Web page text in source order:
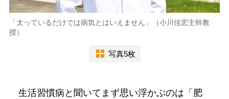
「太っているだけでは病気とはいえません」（小川佳宏主幹教
授）
写真5枚
生活習慣病と聞いてまず思い浮かぶのは「肥